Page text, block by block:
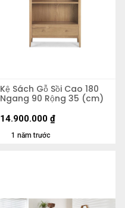
Kệ Sách Gỗ Sồi Cao 180
Ngang 90 Rộng 35 (cm)
1 năm trước
14.900.000 ₫